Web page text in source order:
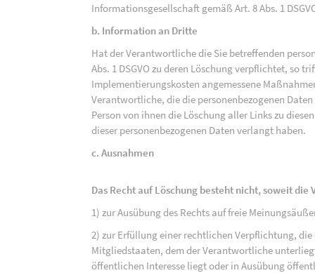
Informationsgesellschaft gemäß Art. 8 Abs. 1
b. Information an Dritte
Hat der Verantwortliche die Sie betreffenden
Abs. 1 DSGVO zu deren Löschung verpflichtet, so
Implementierungskosten angemessene
Verantwortliche, die die personenbezogenen
Person von ihnen die Löschung aller Links zu
dieser personenbezogenen Daten verlangt haben.
c. Ausnahmen
Das Recht auf Löschung besteht nicht, soweit
1) zur Ausübung des Rechts auf freie
2) zur Erfüllung einer rechtlichen Verpflichtung,
Mitgliedstaaten, dem der Verantwortliche
öffentlichen Interesse liegt oder in Ausübung